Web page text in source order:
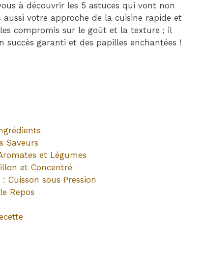
à découvrir les 5 astuces qui vont non
votre approche de la cuisine rapide et
compromis sur le goût et la texture ; il
succès garanti et des papilles enchantées !
Saveurs
et Légumes
et Concentré
Cuisson sous Pression
Repos